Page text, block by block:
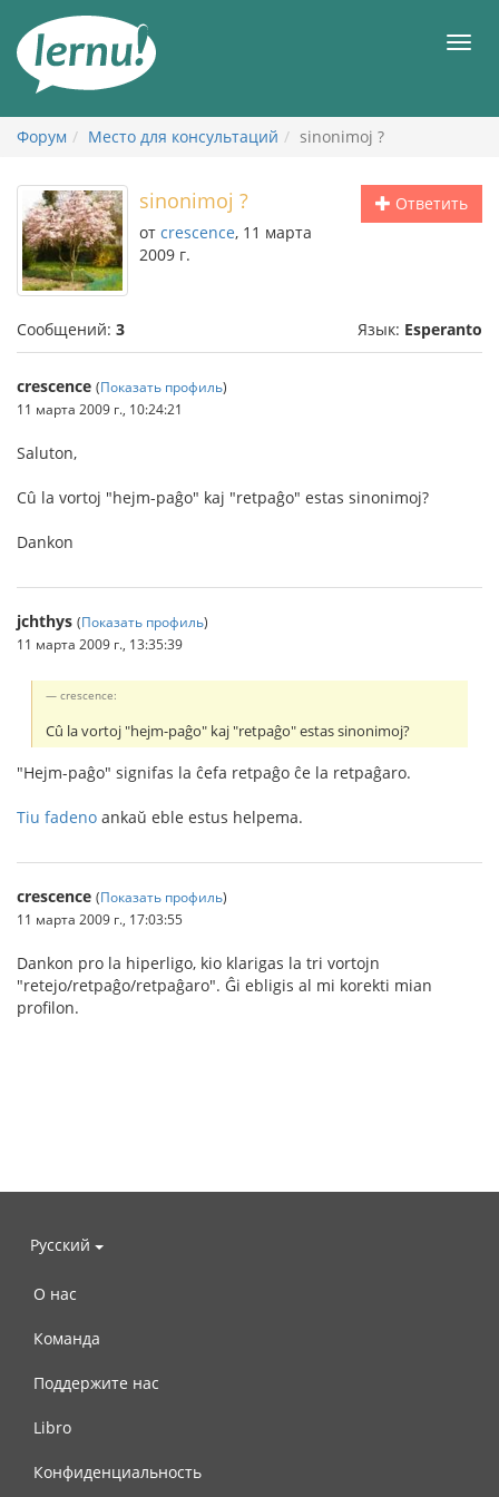
содержанию
Форум Место для консультаций sinonimoj ?
Ответить
sinonimoj ?
от crescence, 11 марта
2009 г.
Сообщений: 3 Язык: Esperanto
crescence (Показать профиль)
11 марта 2009 г., 10:24:21
Saluton,
Cû la vortoj "hejm-paĝo" kaj "retpaĝo" estas sinonimoj?
Dankon
jchthys (Показать профиль)
11 марта 2009 г., 13:35:39
crescence:
Cû la vortoj "hejm-paĝo" kaj "retpaĝo" estas sinonimoj?
"Hejm-paĝo" signifas la ĉefa retpaĝo ĉe la retpaĝaro.
Tiu fadeno ankaŭ eble estus helpema.
crescence (Показать профиль)
11 марта 2009 г., 17:03:55
Dankon pro la hiperligo, kio klarigas la tri vortojn
"retejo/retpaĝo/retpaĝaro". Ĝi ebligis al mi korekti mian
profilon.
Русский
О нас
Команда
Поддержите нас
Libro
Конфиденциальность